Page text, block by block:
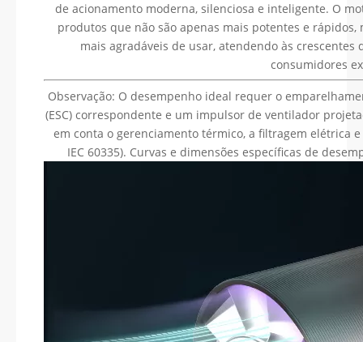
de acionamento moderna, silenciosa e inteligente. O
produtos que não são apenas mais potentes e
mais agradáveis ​​de usar, atendendo às
consumidores
Observação: O desempenho ideal requer o
(ESC) correspondente e um impulsor de ventilador
em conta o gerenciamento térmico, a filtragem elétrica
IEC 60335). Curvas e dimensões específicas de